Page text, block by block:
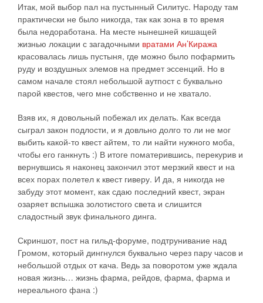
Итак, мой выбор пал на пустынный Силитус. Народу там
практически не было никогда, так как зона в то время
была недоработана. На месте нынешней кишащей
жизнью локации с загадочными вратами Ан’Киража
красовалась лишь пустыня, где можно было пофармить
руду и воздушных элемов на предмет эссенций. Но в
самом начале стоял небольшой аутпост с буквально
парой квестов, чего мне собственно и не хватало.
Взяв их, я довольный побежал их делать. Как всегда
сыграл закон подлости, и я довльно долго то ли не мог
выбить какой-то квест айтем, то ли найти нужного моба,
чтобы его ганкнуть :) В итоге поматерившись, перекурив и
вернувшись я наконец закончил этот мерзкий квест и на
всех порах полетел к квест гиверу. И да, я никогда не
забуду этот момент, как сдаю последний квест, экран
озаряет вспышка золотистого света и слишится
сладостный звук финального динга.
Скриншот, пост на гильд-форуме, подтрунивание над
Громом, который дингнулся буквально через пару часов и
небольшой отдых от кача. Ведь за поворотом уже ждала
новая жизнь… жизнь фарма, рейдов, фарма, фарма и
нереального фана :)